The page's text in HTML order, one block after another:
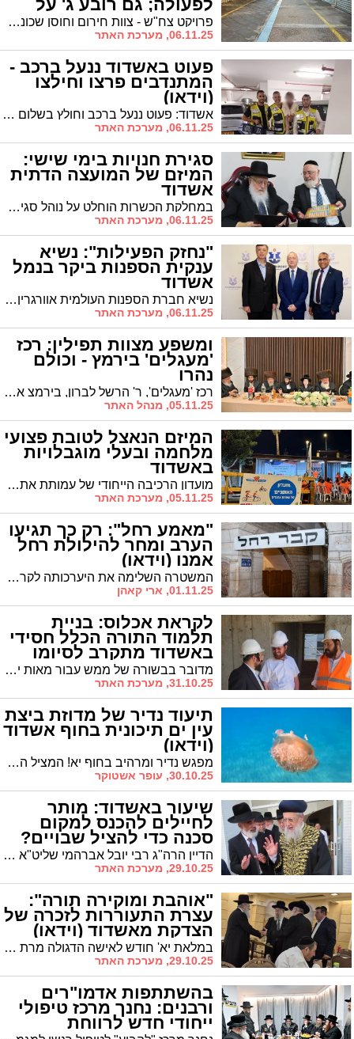
לפעולה; גם רובע ג' על
הכוונת פרויקט צח"ש - צוות חירום וחוסן שכונתי - ממשיך להתרחב באשדוד, כאשר בשבוע שעבר יצא לדרך הסיור הראשון של הצוות ברובע ב'
06.11.25, מערכת האתר
פעוט באשדוד ננעל ברכב -
המתנדבים פרצו וחילצו
(וידאו)
אשדוד: פעוט ננעל ברכב וחולץ בשלום על ידי מתנדבי ידידים • "האם הודתה לנו על מהירות ההגעה ומקצועיות החילוץ" • צפו
06.11.25, מערכת האתר
סגירת חנויות בימי שישי:
המיזם של המועצה הדתית
אשדוד
במחלקת הכשרות הוחלט על נוהל סגירת חנויות, לפחות כשעה לפני כניסת השבת ופתיחתם לפחות חצי שעה לאחר צאת השבת. המועצה הדתית חילקה 'לוח מגנט' צבעוני זמני סגירה ופתיחה לבתי עסק שבת וחג. המרא דאתרא הגר"ח פינטו בירך את יו"ר המועה"ד הרב דהן על היוזמה הברוכה לחיזוק השבת
06.11.25, מערכת האתר
"נחזק הפעילות": נשיא
ענקית הספנות ביקר בנמל
אשדוד
נשיא חברת הספנות העולמית אוורגרין מר Kuang Hui Wu, הגיע השבוע לביקור אסטרטגי בנמל אשדוד יחד עם משלחת בכירים מהחברה. המטרה המרכזית של הביקור: חיזוק הקשרים העסקיים והגדלה משמעותית של היקפי הפעילות של אוורגרין - השביעית בגודלה בעולם - בנמל אשדוד.
06.11.25, מערכת האתר
ומשפע מצוות תפילין: רכז
'מעגלים' בירמץ - וכולם
נהרו
רכז 'מעגלים', ר' הרשל לברון, בירמצ אתמול את בנו הבכור. רבים השתתפו בשמחתו
05.11.25, מנהל האתר
המיזם הנאצל לטובת פצועי
מלחמה ובעלי מוגבלויות
באשדוד
מועדון הרכיבה הייחודי של עמותת אתגרים בכניסה לפארק לכיש באשדוד נחנך מחדש השבוע, לאחר שעבר שדרוג משמעותי.
05.11.25, מערכת האתר
"מאמע רחל": רק כך תגיעו
הערב ומחר להילולת רחל
אמנו (וידאו)
המשטרה השלימה את היערכותה לקראת ההילולה שתתקיים במוצאי שבת וביום ראשון בקבר רחל • מערך תחבורה ציבורית מיוחד יופעל מחניון טדי • הציבור נקרא להישמע להנחיות ולשמור על הסדר
01.11.25, ארי קאהן
לקראת אכלוס: בניית
תלמוד התורה הכלל חסידי
באשדוד מתקרב לסיומו
מדובר בבשורה של ממש עבור מאות ילדי החיידר, שלמדו עד כה בתנאים קשים ובקרוואנים צפופים. בשבוע הקרוב יחלו שלבי הפיתוח הסופיים סביב המבנה, לקראת כניסת התלמידים למקום. הרב יהושע טננהויז: “זו שליחות של ממש לבנות בית של תורה בידיים טהורות, על ידי בני הקהילה”
31.10.25, מערכת האתר
תיעוד נדיר של מדוזת ביצת
עין ים תיכונית בחוף אשדוד
(וידאו)
מפגש נדיר ומרהיב בחוף יא! המציל הראשי אלון אוחיון, תיעד את אחת המדוזות היפות והנדירות ביותר שנראו באזורנו מדוזת ביצת עין ים תיכונית
30.10.25, עופר אשטוקר
שיעור באשדוד: מותר
לחיילים להכנס למקום
סכנה כדי להציל שבויים?
הדיין הרה"ג רבי יובל אברהמי שליט"א מרבני עירנו הוזמן לבאר שבע למסור סדרת שיעורי הלכה במשנתו של מרן הגר"ע יוסף זצוק"ל בבתי הכנסת. לקנות כרטיסי הגרלה של מפעל הפיס, מותר? כסף צדקה שנגנב מהחליפה, צריך לשלם? והאם מותר לחיילים להכנס למקום סכנה כדי להציל שבויים?
29.10.25, מערכת האתר
"אוהבת ומוקירה תורה":
עצרת התעוררות לזכרה של
הצדקת מאשדוד (וידאו)
במלאת יא' חודש לאישה הדגולה מרת סימי סבח ע"ה, שורה של רבנים חשובים נשאו דברי הספד חיזוק והתעוררות לזכרה
29.10.25, מערכת האתר
בהשתתפות אדמו"רים
ורבנים: נחנך מרכז טיפולי
ייחודי חדש לרווחת